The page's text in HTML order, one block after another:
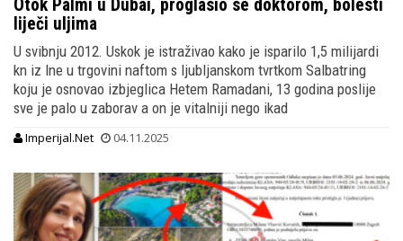
Otok Palmi u Dubai, proglasio se doktorom, bolesti
liječi uljima
U svibnju 2012. Uskok je istraživao kako je isparilo 1,5 milijardi
kn iz Ine u trgovini naftom s ljubljanskom tvrtkom Salbatring
koju je osnovao izbjeglica Hetem Ramadani, 13 godina poslije
sve je palo u zaborav a on je vitalniji nego ikad
Imperijal.Net 04.11.2025